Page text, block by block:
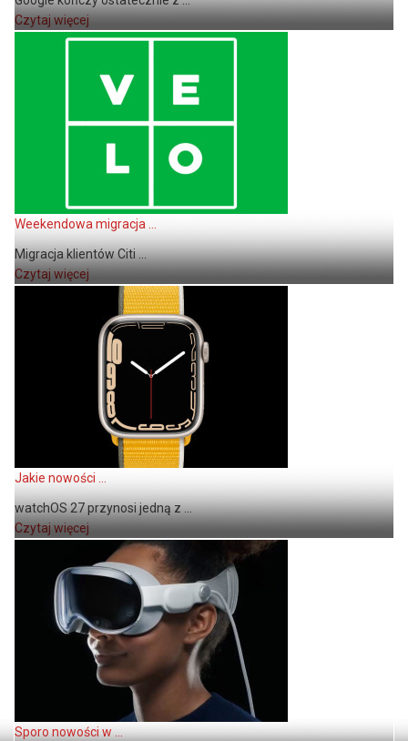
Czytaj więcej
Weekendowa migracja ...
Migracja klientów Citi ...
Czytaj więcej
Jakie nowości ...
watchOS 27 przynosi jedną z ...
Czytaj więcej
Sporo nowości w ...